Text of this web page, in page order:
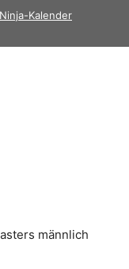
Ninja-Kalender
männlich